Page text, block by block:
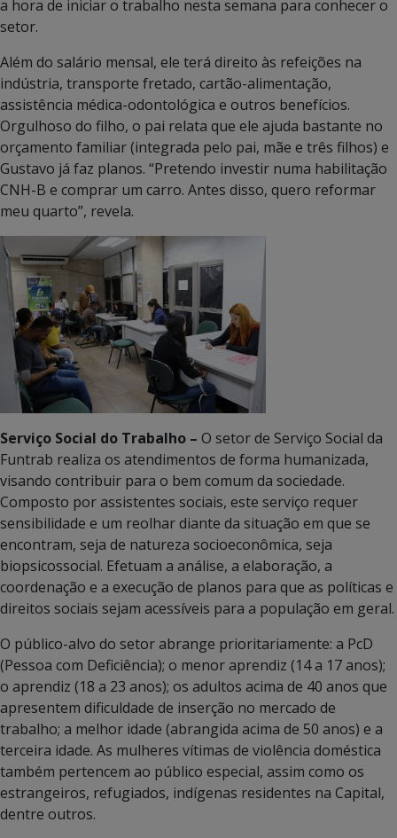
a hora de iniciar o trabalho nesta semana para conhecer o
setor.
Além do salário mensal, ele terá direito às refeições na
indústria, transporte fretado, cartão-alimentação,
assistência médica-odontológica e outros benefícios.
Orgulhoso do filho, o pai relata que ele ajuda bastante no
orçamento familiar (integrada pelo pai, mãe e três filhos) e
Gustavo já faz planos. “Pretendo investir numa habilitação
CNH-B e comprar um carro. Antes disso, quero reformar
meu quarto”, revela.
Serviço Social do Trabalho – O setor de Serviço Social da
Funtrab realiza os atendimentos de forma humanizada,
visando contribuir para o bem comum da sociedade.
Composto por assistentes sociais, este serviço requer
sensibilidade e um reolhar diante da situação em que se
encontram, seja de natureza socioeconômica, seja
biopsicossocial. Efetuam a análise, a elaboração, a
coordenação e a execução de planos para que as políticas e
direitos sociais sejam acessíveis para a população em geral.
O público-alvo do setor abrange prioritariamente: a PcD
(Pessoa com Deficiência); o menor aprendiz (14 a 17 anos);
o aprendiz (18 a 23 anos); os adultos acima de 40 anos que
apresentem dificuldade de inserção no mercado de
trabalho; a melhor idade (abrangida acima de 50 anos) e a
terceira idade. As mulheres vítimas de violência doméstica
também pertencem ao público especial, assim como os
estrangeiros, refugiados, indígenas residentes na Capital,
dentre outros.